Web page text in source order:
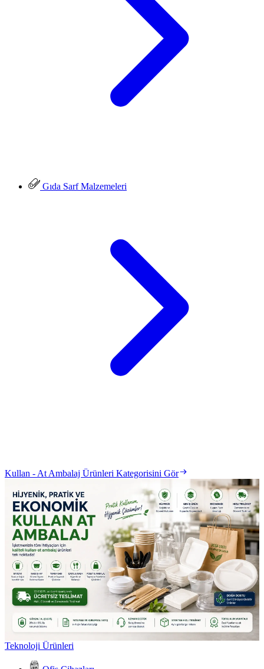
Gıda Sarf Malzemeleri
Kullan - At Ambalaj Ürünleri Kategorisini Gör
Teknoloji Ürünleri